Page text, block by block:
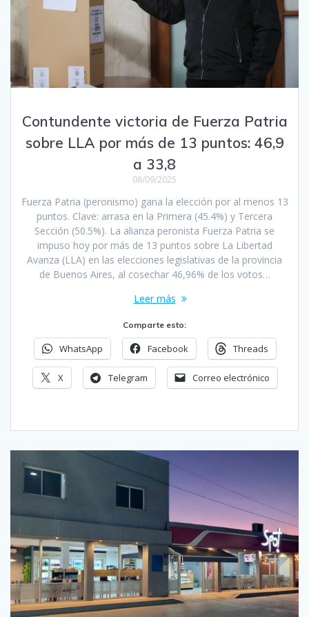
Contundente victoria de Fuerza Patria
sobre LLA por más de 13 puntos: 46,9
a 33,8
08/09/2025
Fuerza Patria (peronismo) gana la elección por al menos 13
puntos. Clave: arrasa en la Primera (45.4%) y Tercera
Sección (50.5%). La alianza peronista Fuerza Patria se
impuso hoy por más de 13 puntos sobre La Libertad
Avanza (LLA) en las elecciones legislativas de la provincia
de Buenos Aires, al cosechar 46,96% de los votos…
Leer más
Comparte esto:
WhatsApp Facebook Threads
X Telegram Correo electrónico